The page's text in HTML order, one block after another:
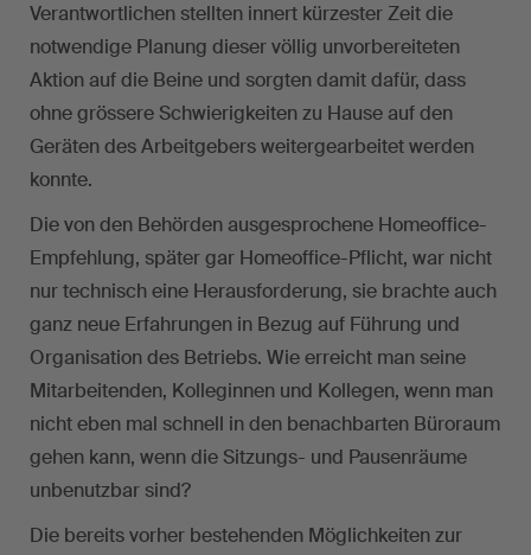
Verantwortlichen stellten innert kürzester Zeit die
notwendige Planung dieser völlig unvorbereiteten
Aktion auf die Beine und sorgten damit dafür, dass
ohne grössere Schwierigkeiten zu Hause auf den
Geräten des Arbeitgebers weitergearbeitet werden
konnte.
Die von den Behörden ausgesprochene Homeoffice-
Empfehlung, später gar Homeoffice-Pflicht, war nicht
nur technisch eine Herausforderung, sie brachte auch
ganz neue Erfahrungen in Bezug auf Führung und
Organisation des Betriebs. Wie erreicht man seine
Mitarbeitenden, Kolleginnen und Kollegen, wenn man
nicht eben mal schnell in den benachbarten Büroraum
gehen kann, wenn die Sitzungs- und Pausenräume
unbenutzbar sind?
Die bereits vorher bestehenden Möglichkeiten zur